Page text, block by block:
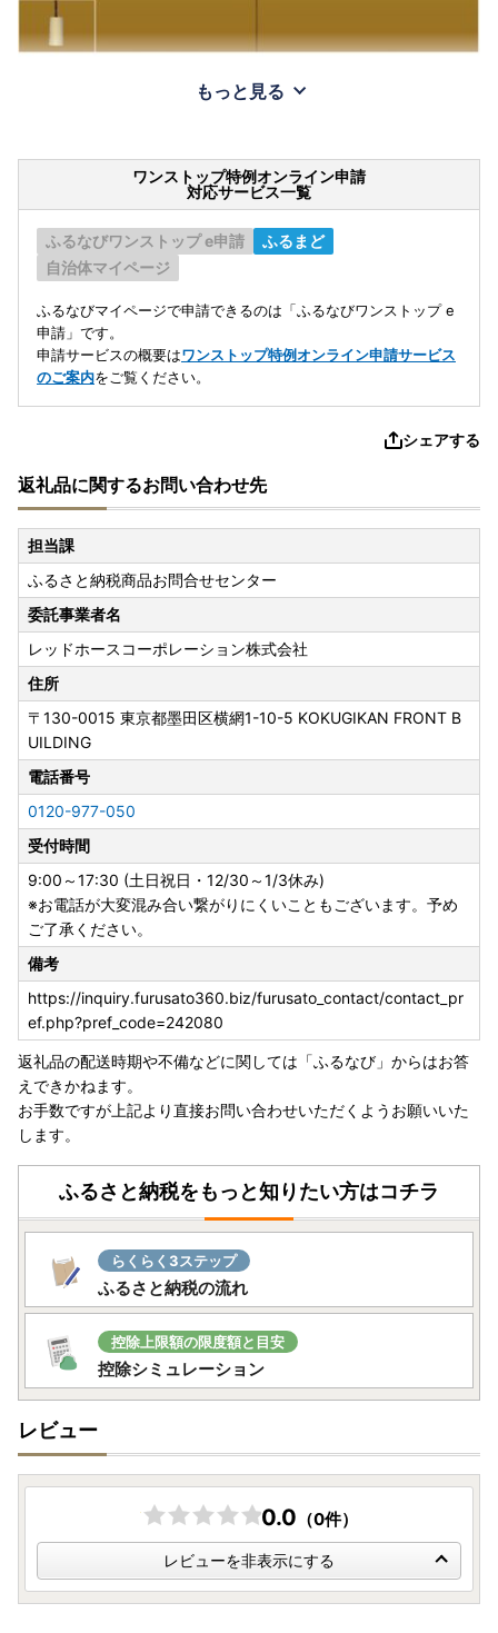
もっと見る
ワンストップ特例オンライン申請
対応サービス一覧
ふるなびワンストップ e申請
ふるまど
自治体マイページ
ふるなびマイページで申請できるのは「ふるなびワンストップ e
申請」です。
申請サービスの概要はワンストップ特例オンライン申請サービス
のご案内をご覧ください。
シェアする
返礼品に関するお問い合わせ先
担当課
ふるさと納税商品お問合せセンター
委託事業者名
レッドホースコーポレーション株式会社
住所
〒130-0015 東京都墨田区横網1-10-5 KOKUGIKAN FRONT B
UILDING
電話番号
0120-977-050
受付時間
9:00～17:30 (土日祝日・12/30～1/3休み)
※お電話が大変混み合い繋がりにくいこともございます。予め
ご了承ください。
備考
https://inquiry.furusato360.biz/furusato_contact/contact_pr
ef.php?pref_code=242080
返礼品の配送時期や不備などに関しては「ふるなび」からはお答
えできかねます。
お手数ですが上記より直接お問い合わせいただくようお願いいた
します。
ふるさと納税をもっと知りたい方はコチラ
らくらく3ステップ
ふるさと納税の流れ
控除上限額の限度額と目安
控除シミュレーション
レビュー
0.0 （0件）
レビューを非表示にする